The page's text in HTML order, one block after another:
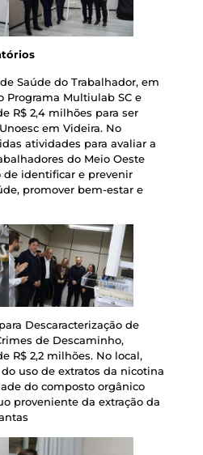
Saúde do Trabalhador, em
Programa Multiulab SC e
R$ 2,4 milhões para ser
em Videira. No
atividades para avaliar a
do Meio Oeste
de identificar e prevenir
promover bem-estar e
Descaracterização de
de Descaminho,
R$ 2,2 milhões. No local,
uso de extratos da nicotina
do composto orgânico
proveniente da extração da